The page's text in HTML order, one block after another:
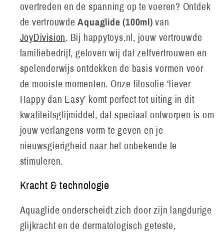
overtreden en de spanning op te voeren? Ontdek
de vertrouwdeAquaglide (100ml) van
JoyDivision. Bij happytoys.nl, jouw vertrouwde
familiebedrijf, geloven wij dat zelfvertrouwen en
spelenderwijs ontdekken de basis vormen voor
de mooiste momenten. Onze filosofie ‘liever
Happy dan Easy’ komt perfect tot uiting in dit
kwaliteitsglijmiddel, dat speciaal ontworpen is om
jouw verlangens vorm te geven en je
nieuwsgierigheid naar het onbekende te
stimuleren.
Kracht & technologie
Aquaglide onderscheidt zich door zijn langdurige
glijkracht en de dermatologisch geteste,